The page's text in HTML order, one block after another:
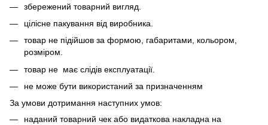
збережений товарний вигляд.
цілісне пакування від виробника.
товар не підійшов за формою, габаритами, кольором,
розміром.
товар не має слідів експлуатації.
не може бути використаний за призначенням
За умови дотримання наступних умов:
наданий товарний чек або видаткова накладна на